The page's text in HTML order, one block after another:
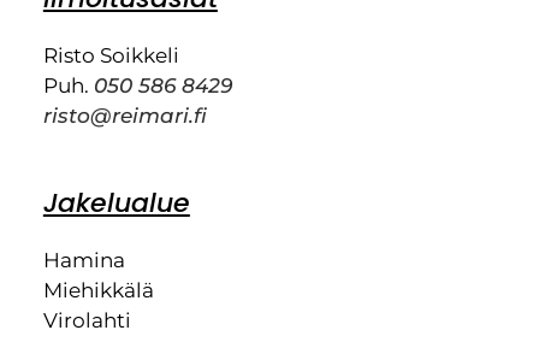
Risto Soikkeli
Puh. 050 586 8429
risto@reimari.fi
Jakelualue
Hamina
Miehikkälä
Virolahti